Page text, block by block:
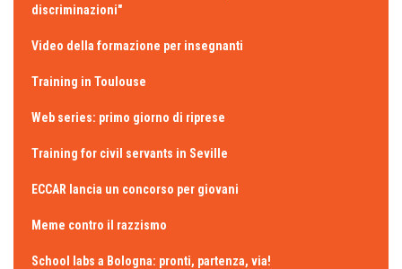
discriminazioni"
Video della formazione per insegnanti
Training in Toulouse
Web series: primo giorno di riprese
Training for civil servants in Seville
ECCAR lancia un concorso per giovani
Meme contro il razzismo
School labs a Bologna: pronti, partenza, via!